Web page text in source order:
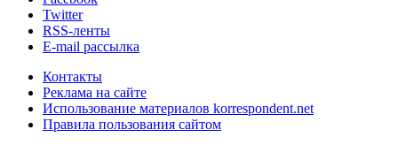
Twitter
RSS-ленты
E-mail рассылка
Контакты
Реклама на сайте
Использование материалов korrespondent.net
Правила пользования сайтом